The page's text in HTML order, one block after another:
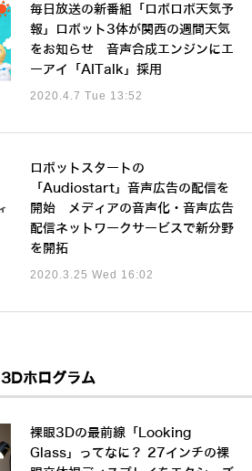
毎日放送の新番組「ロボロボ天気予
報」ロボット3体が関西の週間天気
をお知らせ 音声合成エンジンにエ
ーアイ「AITalk」採用
2020.4.7 Tue 13:52
ロボットスタートの
「Audiostart」音声広告の配信を
開始 メディアの音声化・音声広告
配信ネットワークサービスで新分野
を開拓
2020.3.25 Wed 16:02
3Dホログラム
裸眼3Dの最前線「Looking
Glass」ってなに？ 27インチの裸